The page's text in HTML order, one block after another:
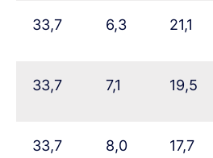
33,7 6,3 21,1
33,7 7,1 19,5
33,7 8,0 17,7